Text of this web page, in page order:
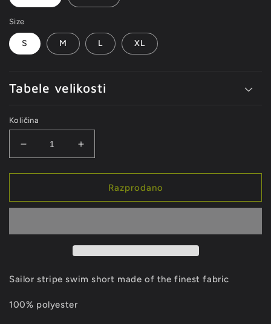
Size
S M L XL
Tabele velikosti
Količina
Pomanjšaš
količino
za
SAILOR
Povečaj
količino
za
izdelek
SAILOR
Razprodano
Sailor stripe swim short made of the finest fabric
100% polyester